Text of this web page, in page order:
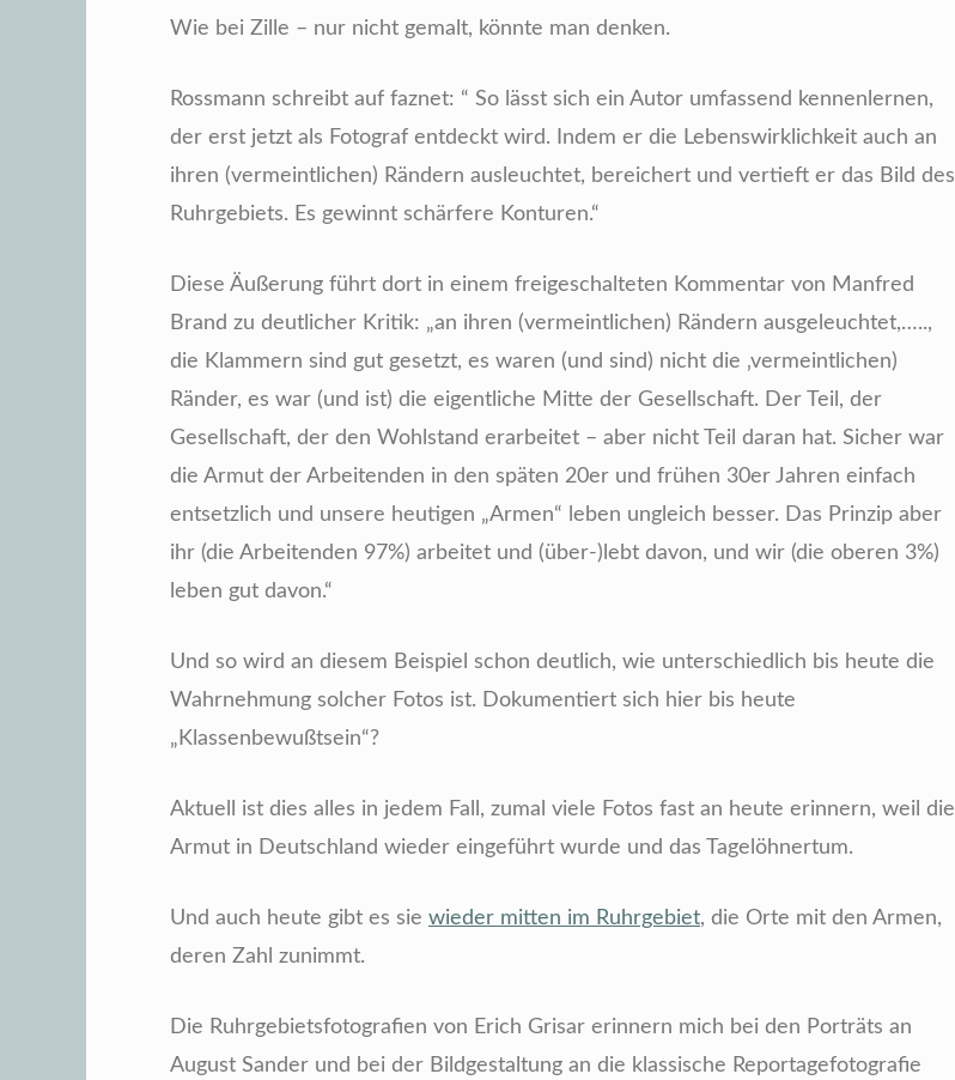
Wie bei Zille – nur nicht gemalt, könnte man denken.
Rossmann schreibt auf faznet: “ So lässt sich ein Autor umfassend kennenlernen,
der erst jetzt als Fotograf entdeckt wird. Indem er die Lebenswirklichkeit auch an
ihren (vermeintlichen) Rändern ausleuchtet, bereichert und vertieft er das Bild des
Ruhrgebiets. Es gewinnt schärfere Konturen.“
Diese Äußerung führt dort in einem freigeschalteten Kommentar von Manfred
Brand zu deutlicher Kritik: „an ihren (vermeintlichen) Rändern ausgeleuchtet,…..,
die Klammern sind gut gesetzt, es waren (und sind) nicht die ‚vermeintlichen)
Ränder, es war (und ist) die eigentliche Mitte der Gesellschaft. Der Teil, der
Gesellschaft, der den Wohlstand erarbeitet – aber nicht Teil daran hat. Sicher war
die Armut der Arbeitenden in den späten 20er und frühen 30er Jahren einfach
entsetzlich und unsere heutigen „Armen“ leben ungleich besser. Das Prinzip aber
ihr (die Arbeitenden 97%) arbeitet und (über-)lebt davon, und wir (die oberen 3%)
leben gut davon.“
Und so wird an diesem Beispiel schon deutlich, wie unterschiedlich bis heute die
Wahrnehmung solcher Fotos ist. Dokumentiert sich hier bis heute
„Klassenbewußtsein“?
Aktuell ist dies alles in jedem Fall, zumal viele Fotos fast an heute erinnern, weil die
Armut in Deutschland wieder eingeführt wurde und das Tagelöhnertum.
Und auch heute gibt es sie wieder mitten im Ruhrgebiet, die Orte mit den Armen,
deren Zahl zunimmt.
Die Ruhrgebietsfotografien von Erich Grisar erinnern mich bei den Porträts an
August Sander und bei der Bildgestaltung an die klassische Reportagefotografie